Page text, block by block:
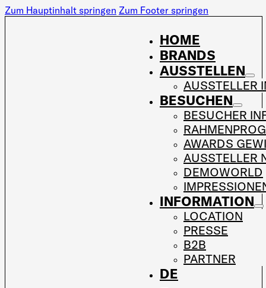
Zum Hauptinhalt springen Zum Footer springen
HOME
BRANDS
AUSSTELLEN
AUSSTELLER
BESUCHEN
BESUCHER
AWARDS
AUSSTELLER
DEMOWORLD
INFORMATION
LOCATION
PRESSE
B2B
PARTNER
DE